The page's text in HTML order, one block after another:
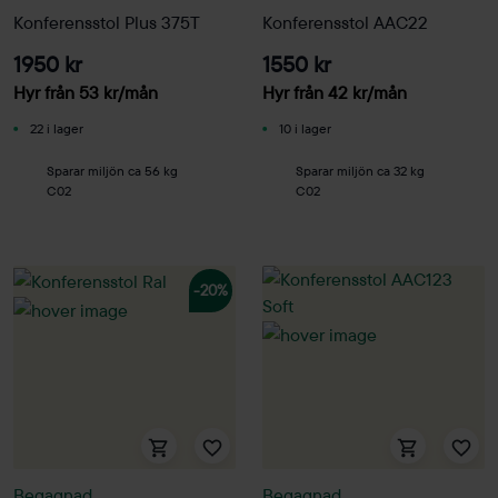
Konferensstol Plus 375T
1950 kr
Hyr från 53 kr/mån
22 i lager
Sparar miljön ca 56 kg
C02
Konferensstol AAC22
1550 kr
Hyr från 42 kr/mån
10 i lager
Sparar miljön ca 32 kg
C02
-20%